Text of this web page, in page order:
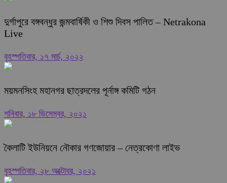
দুর্গাপুরে বঙ্গবন্ধুর জন্মবার্ষিকী ও শিশু দিবস পালিত – Netrakona
Live
বৃহস্পতিবার, ১৭ মার্চ, ২০২২
ময়মনসিংহ মহানগর ছাত্রদলের পূর্নাঙ্গ কমিটি গঠন
শনিবার, ১৮ ডিসেম্বর, ২০২১
কৈলাটি ইউনিয়নে নৌকার গণজোয়ার – নেত্রকোণা লাইভ
বৃহস্পতিবার, ২৮ অক্টোবর, ২০২১